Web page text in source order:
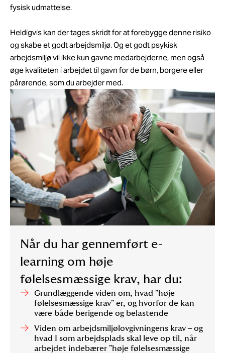
fysisk udmattelse.
Heldigvis kan der tages skridt for at forebygge denne risiko
og skabe et godt arbejdsmiljø. Og et godt psykisk
arbejdsmiljø vil ikke kun gavne medarbejderne, men også
øge kvaliteten i arbejdet til gavn for de børn, borgere eller
pårørende, som du arbejder med.
Når du har gennemført e-
learning om høje
følelsesmæssige krav, har du:
Grundlæggende viden om, hvad "høje
følelsesmæssige krav" er, og hvorfor de kan
være både berigende og belastende
Viden om arbejdsmiljølovgivningens krav – og
hvad I som arbejdsplads skal leve op til, når
arbejdet indebærer "høje følelsesmæssige